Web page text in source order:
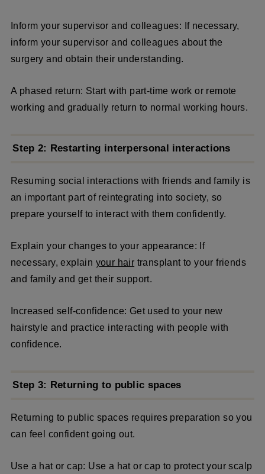
Inform your supervisor and colleagues: If necessary,
inform your supervisor and colleagues about the
surgery and obtain their understanding.
A phased return: Start with part-time work or remote
working and gradually return to normal working hours.
Step 2: Restarting interpersonal interactions
Resuming social interactions with friends and family is
an important part of reintegrating into society, so
prepare yourself to interact with them confidently.
Explain your changes to your appearance: If
necessary, explain your hair transplant to your friends
and family and get their support.
Increased self-confidence: Get used to your new
hairstyle and practice interacting with people with
confidence.
Step 3: Returning to public spaces
Returning to public spaces requires preparation so you
can feel confident going out.
Use a hat or cap: Use a hat or cap to protect your scalp